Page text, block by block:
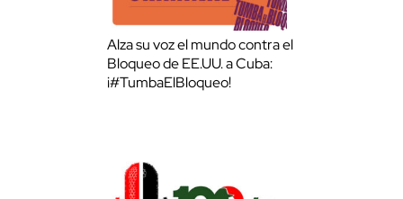
Alza su voz el mundo contra el
Bloqueo de EE.UU. a Cuba:
¡#TumbaElBloqueo!